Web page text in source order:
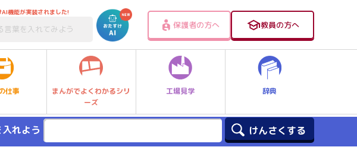
機能が実装されました!
保護者の方へ 教員の方へ
仕事
まんがでよくわかるシリ
ーズ
工場見学 辞典
れよう